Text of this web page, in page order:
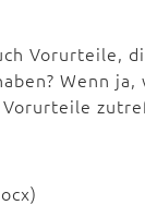
Vorurteile,
Wenn ja,
Vorurteile